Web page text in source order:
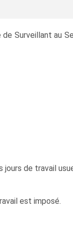
Surveillant au
jours de travail
est imposé.